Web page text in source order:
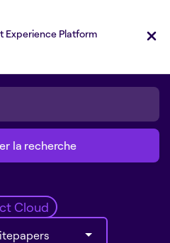
Experience Platform
Cloud